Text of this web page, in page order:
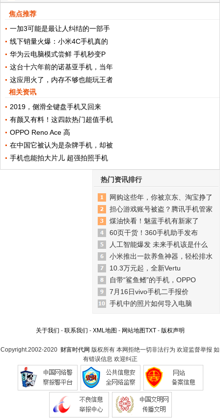
焦点推荐
一加3可能是最让人纠结的一部手
线下销量火爆：小米4C手机真的
华为云电脑模式尝鲜 手机秒变P
这台十六年前的诺基亚手机，当年
这应用火了，内存不够也能玩王者
相关资讯
2019，侧滑全键盘手机又回来
有颜又有料！这四款热门超值手机
OPPO Reno Ace 高
在中国它被认为是杂牌手机，却被
手机也能拍大片儿 超强拍照手机
热门资讯排行
网购这些年，你被京东、淘宝挣了
担心游戏账号被盗？腾讯手机管家
煤油快看！魅蓝手机有新家了
60页干货！360手机助手发布
人工智能爆发 未来手机该是什么
小米推出一款养鱼神器，轻松排水
10.3万元起，全新Vertu
自带“鲨鱼鳍”的手机，OPPO
7月16日vivo手机二手报价
手机中的照片如何导入电脑
关于我们 - 联系我们 - XML地图 - 网站地图TXT- 版权声明
Copyright.2002-2020 财富时代网 版权所有 本网拒绝一切非法行为 欢迎监督举报 如
有错误信息 欢迎纠正